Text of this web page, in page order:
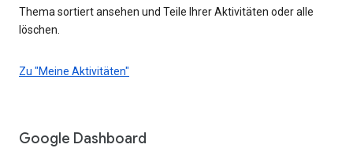
Thema sortiert ansehen und Teile Ihrer Aktivitäten oder alle
löschen.
Zu "Meine Aktivitäten"
Google Dashboard